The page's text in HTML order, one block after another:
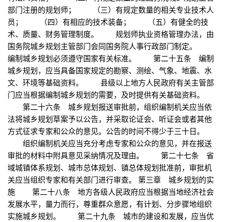
部门注册的规划师； （三）有规定数量的相关专业技术人
员； （四）有相应的技术装备； （五）有健全的技
术、质量、财务管理制度。 规划师执业资格管理办法，由
国务院城乡规划主管部门会同国务院人事行政部门制定。
编制城乡规划必须遵守国家有关标准。 第二十五条 编制
城乡规划，应当具备国家规定的勘察、测绘、气象、地震、水
文、环境等基础资料。 县级以上地方人民政府有关主管部
门应当根据编制城乡规划的需要，及时提供有关基础资料。
第二十六条 城乡规划报送审批前，组织编制机关应当依
法将城乡规划草案予以公告，并采取论证会、听证会或者其他
方式征求专家和公众的意见。公告的时间不得少于三十日。
组织编制机关应当充分考虑专家和公众的意见，并在报送
审批的材料中附具意见采纳情况及理由。 第二十七条 省
域城镇体系规划、城市总体规划、镇总体规划批准前，审批机
关应当组织专家和有关部门进行审查。 第三章 城乡规划的实
施 第二十八条 地方各级人民政府应当根据当地经济社会
发展水平，量力而行，尊重群众意愿，有计划、分步骤地组织
实施城乡规划。 第二十九条 城市的建设和发展，应当优